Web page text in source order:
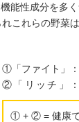
能性成分を多
これらの野
①「ファイト」：
②「リッチ」：
① + ② = 健康で